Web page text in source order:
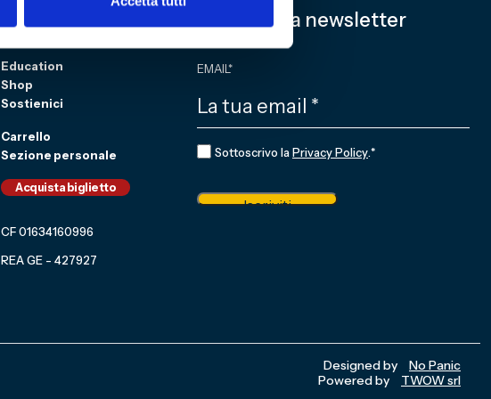
Education
Shop
Sostienici
Carrello
Sezione personale
Acquista biglietto
CF 01634160996
REA GE - 427927
Iscriviti alla newsletter
EMAIL*
CONSENSO*
Sottoscrivo laPrivacy Policy.*
Iscriviti
Designed by
No Panic
Powered by
TWOW srl